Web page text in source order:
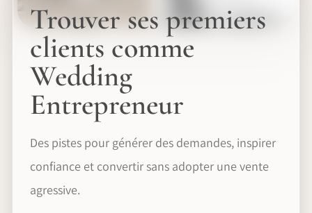
Trouver ses premiers
clients comme
Wedding
Entrepreneur
Des pistes pour générer des demandes, inspirer
confiance et convertir sans adopter une vente
agressive.